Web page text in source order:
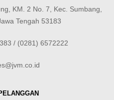
KM. 2 No. 7, Kec. Sumbang,
Tengah 53183
/ (0281) 6572222